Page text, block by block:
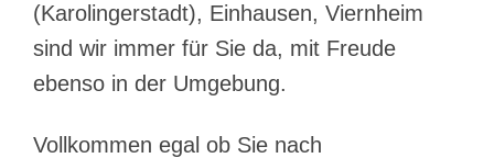
(Karolingerstadt), Einhausen, Viernheim
sind wir immer für Sie da, mit Freude
ebenso in der Umgebung.
Vollkommen egal ob Sie nach